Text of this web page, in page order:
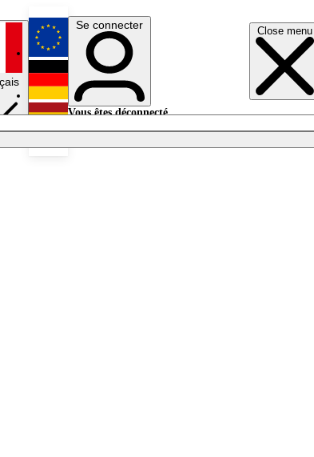
Close menu
English
Deutsch
Se connecter
Vous êtes déconnecté.